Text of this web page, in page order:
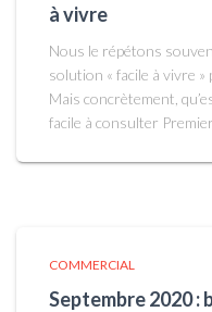
à vivre
Nous le répétons
solution « facile à vivre
Mais concrètement,
facile à consulter
COMMERCIAL
Septembre 2020 :